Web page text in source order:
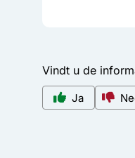
Vindt u de
Ja